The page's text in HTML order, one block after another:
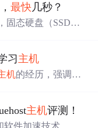
件策略。
，最快 几秒？
固态硬盘（SSD）
加快速度
冷启动速度
。系统
系统以及系
习主机
机的经历，强调了
主机评测！
软件加速技术，在